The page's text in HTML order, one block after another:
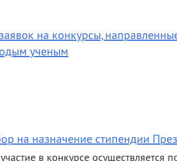
на конкурсы,
ученым
на назначение стипендии
в конкурсе осуществляется